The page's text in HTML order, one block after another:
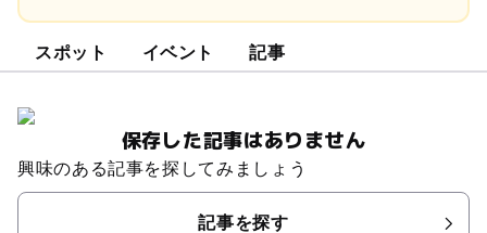
スポット イベント 記事
保存した記事はありません
興味のある記事を探してみましょう
記事を探す